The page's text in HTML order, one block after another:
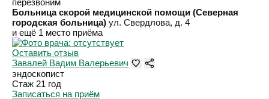
перезвоним
Больница скорой медицинской помощи (Северная
городская больница) ул. Свердлова, д. 4
и ещё 1 место приёма
Оставить отзыв
Завалей Вадим Валерьевич
эндоскопист
Стаж 21 год
Записаться на приём